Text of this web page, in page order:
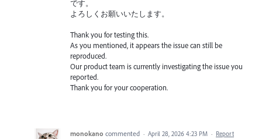
です。
よろしくお願いいたします。
Thank you for testing this.
As you mentioned, it appears the issue can still be
reproduced.
Our product team is currently investigating the issue you
reported.
Thank you for your cooperation.
monokano commented · April 28, 2026 4:23 PM · Report